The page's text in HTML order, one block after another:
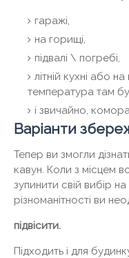
гаражі,
на горищі,
підвалі \ погребі,
літній кухні або
температура там
і звичайно,
Варіанти
Тепер ви змогли
кавун. Коли з місцем
зупинити свій вибір на
різноманітності ви
підвісити.
Підходить і для